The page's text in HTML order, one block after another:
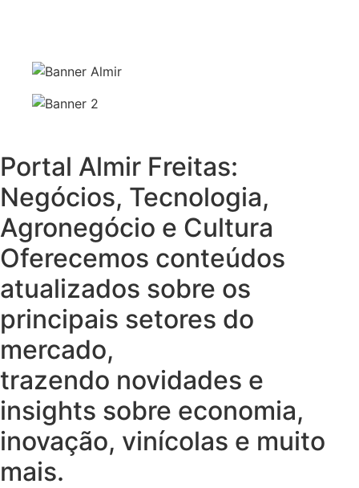
Portal Almir Freitas:
Negócios, Tecnologia,
Agronegócio e Cultura
Oferecemos conteúdos
atualizados sobre os
principais setores do
mercado,
trazendo novidades e
insights sobre economia,
inovação, vinícolas e muito
mais.